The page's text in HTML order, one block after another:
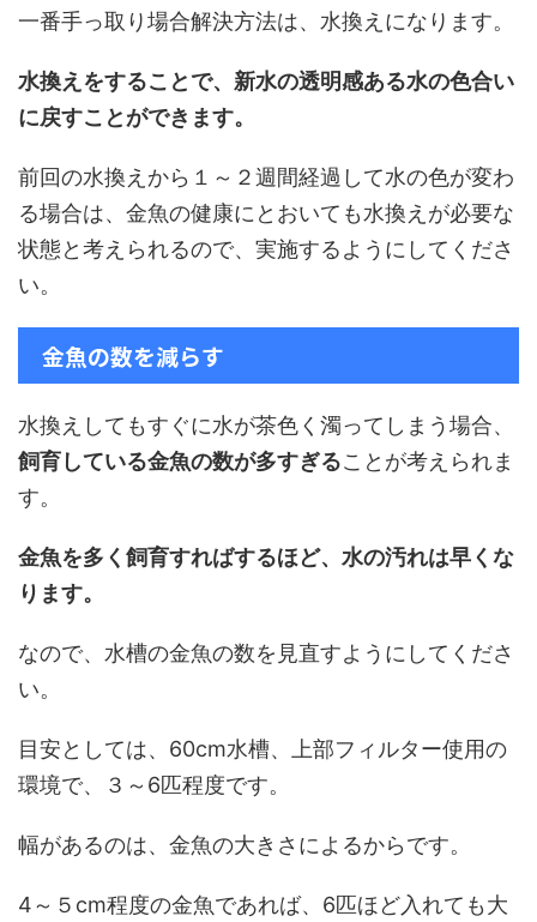
一番手っ取り場合解決方法は、水換えになります。
水換えをすることで、新水の透明感ある水の色合い
に戻すことができます。
前回の水換えから１～２週間経過して水の色が変わ
る場合は、金魚の健康にとおいても水換えが必要な
状態と考えられるので、実施するようにしてくださ
い。
金魚の数を減らす
水換えしてもすぐに水が茶色く濁ってしまう場合、
飼育している金魚の数が多すぎることが考えられま
す。
金魚を多く飼育すればするほど、水の汚れは早くな
ります。
なので、水槽の金魚の数を見直すようにしてくださ
い。
目安としては、60cm水槽、上部フィルター使用の
環境で、３～6匹程度です。
幅があるのは、金魚の大きさによるからです。
4～５cm程度の金魚であれば、6匹ほど入れても大